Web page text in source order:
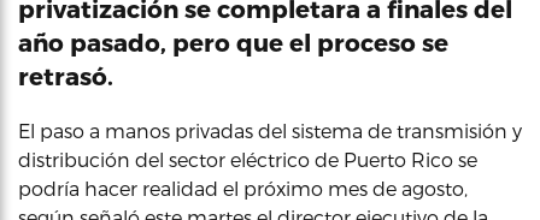
privatización se completara a finales del
año pasado, pero que el proceso se
retrasó.
El paso a manos privadas del sistema de transmisión y
distribución del sector eléctrico de Puerto Rico se
podría hacer realidad el próximo mes de agosto,